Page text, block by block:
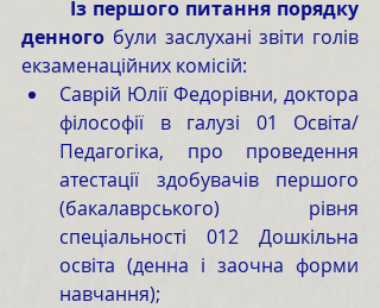
денного були заслухані звіти голів
екзаменаційних комісій:
Саврій Юлії Федорівни, доктора
філософії в галузі 01 Освіта/
Педагогіка, про проведення
атестації здобувачів першого
(бакалаврського) рівня
спеціальності 012 Дошкільна
освіта (денна і заочна форми
навчання);